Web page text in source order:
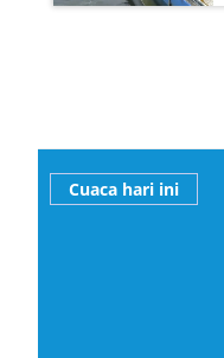
Cuaca hari ini